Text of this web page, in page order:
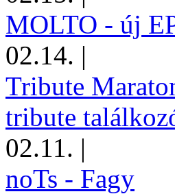
MOLTO - új
02.14. |
Tribute
tribute
02.11. |
noTs - Fagy